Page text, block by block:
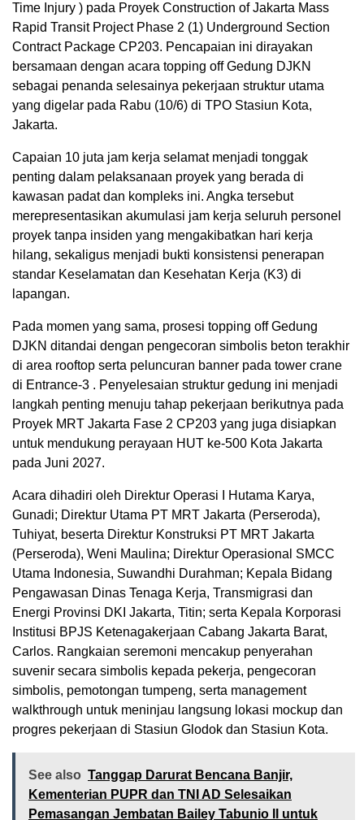
Time Injury ) pada Proyek Construction of Jakarta Mass
Rapid Transit Project Phase 2 (1) Underground Section
Contract Package CP203. Pencapaian ini dirayakan
bersamaan dengan acara topping off Gedung DJKN
sebagai penanda selesainya pekerjaan struktur utama
yang digelar pada Rabu (10/6) di TPO Stasiun Kota,
Jakarta.
Capaian 10 juta jam kerja selamat menjadi tonggak
penting dalam pelaksanaan proyek yang berada di
kawasan padat dan kompleks ini. Angka tersebut
merepresentasikan akumulasi jam kerja seluruh personel
proyek tanpa insiden yang mengakibatkan hari kerja
hilang, sekaligus menjadi bukti konsistensi penerapan
standar Keselamatan dan Kesehatan Kerja (K3) di
lapangan.
Pada momen yang sama, prosesi topping off Gedung
DJKN ditandai dengan pengecoran simbolis beton terakhir
di area rooftop serta peluncuran banner pada tower crane
di Entrance-3 . Penyelesaian struktur gedung ini menjadi
langkah penting menuju tahap pekerjaan berikutnya pada
Proyek MRT Jakarta Fase 2 CP203 yang juga disiapkan
untuk mendukung perayaan HUT ke-500 Kota Jakarta
pada Juni 2027.
Acara dihadiri oleh Direktur Operasi I Hutama Karya,
Gunadi; Direktur Utama PT MRT Jakarta (Perseroda),
Tuhiyat, beserta Direktur Konstruksi PT MRT Jakarta
(Perseroda), Weni Maulina; Direktur Operasional SMCC
Utama Indonesia, Suwandhi Durahman; Kepala Bidang
Pengawasan Dinas Tenaga Kerja, Transmigrasi dan
Energi Provinsi DKI Jakarta, Titin; serta Kepala Korporasi
Institusi BPJS Ketenagakerjaan Cabang Jakarta Barat,
Carlos. Rangkaian seremoni mencakup penyerahan
suvenir secara simbolis kepada pekerja, pengecoran
simbolis, pemotongan tumpeng, serta management
walkthrough untuk meninjau langsung lokasi mockup dan
progres pekerjaan di Stasiun Glodok dan Stasiun Kota.
See also Tanggap Darurat Bencana Banjir,
Kementerian PUPR dan TNI AD Selesaikan
Pemasangan Jembatan Bailey Tabunio II untuk